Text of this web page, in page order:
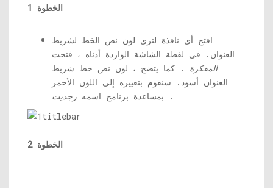
الخطوة 1
افتح أي نافذة لترى لون نص الخط لشريط
العنوان. في لقطة الشاشة الواردة أدناه ، فتحت
المفكرة . كما يتضح ، لون نص خط شريط
العنوان أسود. سنقوم بتغييره إلى اللون الأحمر
بمساعدة برنامج اسمه رجديت .
الخطوة 2